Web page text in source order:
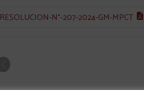
RESOLUCION-N°-207-2024-GM-MPCT